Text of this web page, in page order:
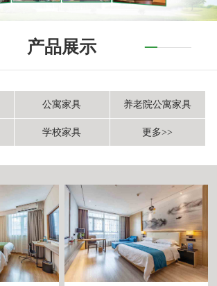
产品展示
公寓家具 养老院公寓家具
学校家具 更多>>